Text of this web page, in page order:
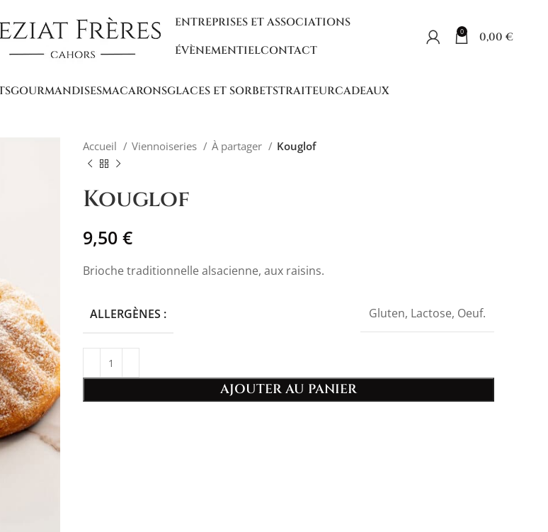
ENTREPRISES ET ASSOCIATIONS
ÉVÈNEMENTIELCONTACT
0 0,00€
GOURMANDISESMACARONSGLACES ET SORBETSTRAITEURCADEAUX
Accueil Viennoiseries À partager Kouglof
Kouglof
9,50 €
Brioche traditionnelle alsacienne, aux raisins.
ALLERGÈNES : Gluten, Lactose, Oeuf.
AJOUTER AU PANIER